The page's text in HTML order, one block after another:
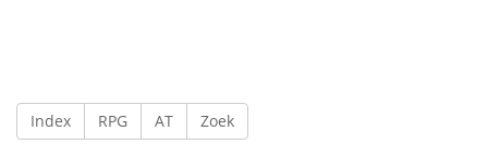
Index RPG AT Zoek